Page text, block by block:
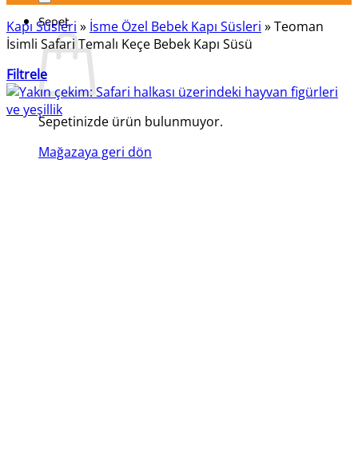
Sepet
Sepetinizde ürün bulunmuyor.
Mağazaya geri dön
Kapı Süsleri » İsme Özel Bebek Kapı Süsleri »Teoman
İsimli Safari Temalı Keçe Bebek Kapı Süsü
Filtrele